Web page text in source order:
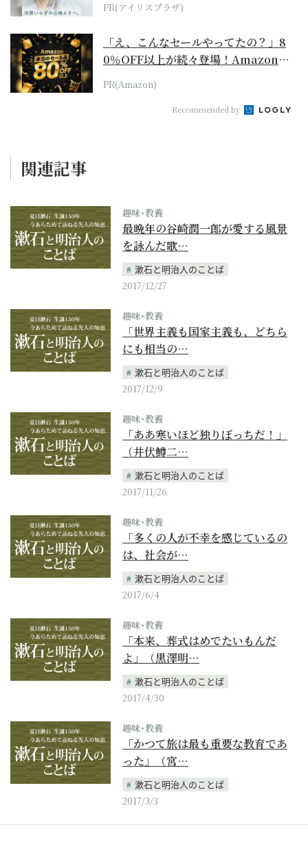
PR(アイリスプラザ)
「え、こんなセールやってたの？」8
0％OFF以上が続々登場！Amazonの
本気が...
PR(Amazon)
Recommended by
関連記事
趣味･教養
最晩年の谷崎潤一郎が愛する風景
を詠んだ歌…
漱石と明治人のことば
2017/12/27
趣味･教養
「世界主義も国家主義も、どちら
にも相当の…
漱石と明治人のことば
2017/12/9
趣味･教養
「ああ寒いほど独りぼっちだ！」
（井伏鱒二…
漱石と明治人のことば
2017/11/26
趣味･教養
「多くの人が不幸を感じているの
は、社会が…
漱石と明治人のことば
2017/6/4
趣味･教養
「本来、葬式はめでたいもんだ
よ」（黒澤明…
漱石と明治人のことば
2017/4/30
趣味･教養
「かつて旅は最も重要な教育であ
った」（宮…
漱石と明治人のことば
2017/3/3